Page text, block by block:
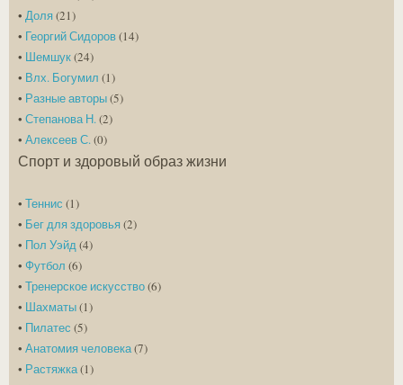
• Доля(21)
• Георгий Сидоров(14)
• Шемшук(24)
• Влх. Богумил (1)
• Разные авторы(5)
• Степанова Н. (2)
• Алексеев С. (0)
Спорт и здоровый образ жизни
• Теннис (1)
• Бег для здоровья(2)
• Пол Уэйд (4)
• Футбол (6)
• Тренерское искусство(6)
• Шахматы(1)
• Пилатес (5)
• Анатомия человека(7)
• Растяжка(1)